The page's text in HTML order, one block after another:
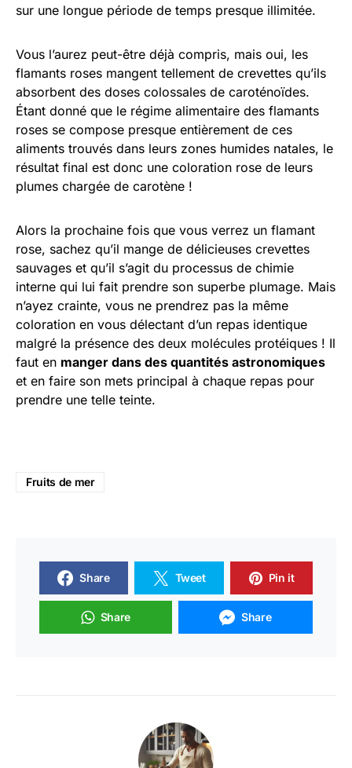
sur une longue période de temps presque illimitée.
Vous l’aurez peut-être déjà compris, mais oui, les
flamants roses mangent tellement de crevettes qu’ils
absorbent des doses colossales de caroténoïdes.
Étant donné que le régime alimentaire des flamants
roses se compose presque entièrement de ces
aliments trouvés dans leurs zones humides natales, le
résultat final est donc une coloration rose de leurs
plumes chargée de carotène !
Alors la prochaine fois que vous verrez un flamant
rose, sachez qu’il mange de délicieuses crevettes
sauvages et qu’il s’agit du processus de chimie
interne qui lui fait prendre son superbe plumage. Mais
n’ayez crainte, vous ne prendrez pas la même
coloration en vous délectant d’un repas identique
malgré la présence des deux molécules protéiques ! Il
faut en manger dans des quantités astronomiques
et en faire son mets principal à chaque repas pour
prendre une telle teinte.
Fruits de mer
Share Tweet Pin it
Share Share